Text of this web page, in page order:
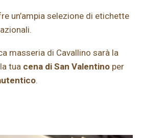
un’ampia selezione di etichette
masseria di Cavallino sarà la
tua cena di San Valentino per
.